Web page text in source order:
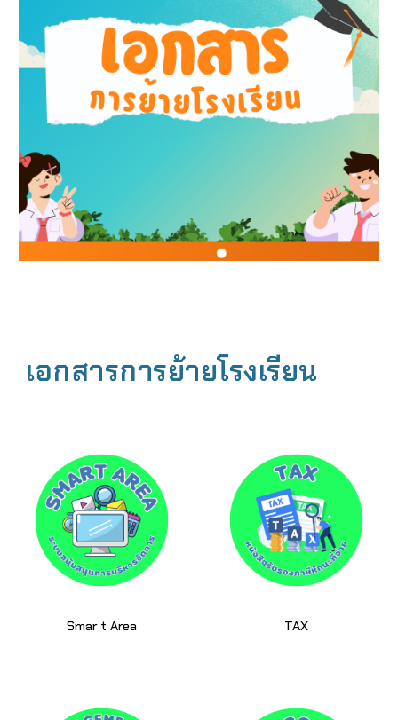
เอกสารการย้ายโรงเรียน
Smar t Area TAX